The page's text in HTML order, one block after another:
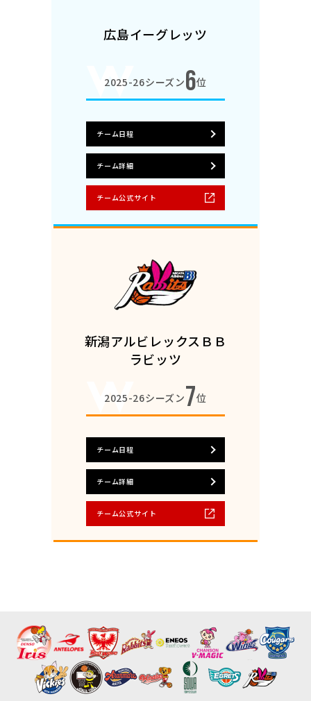
広島イーグレッツ
2025-26シーズン6位
チーム日程
チーム詳細
チーム公式サイト
新潟アルビレックスＢＢ
ラビッツ
2025-26シーズン7位
チーム日程
チーム詳細
チーム公式サイト